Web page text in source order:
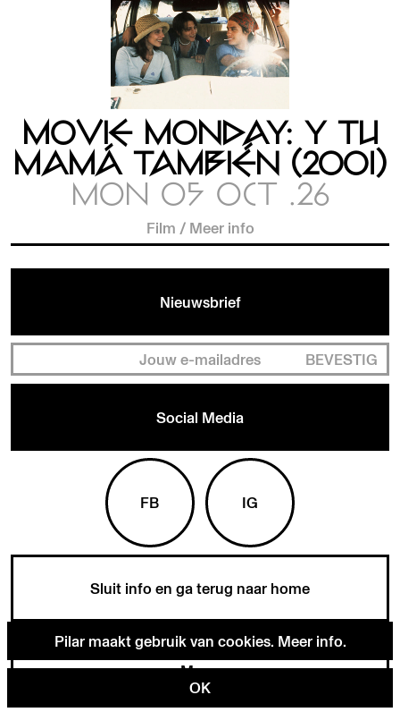
Menu
MOVIE MONDAY: Y TU
MAMÁ TAMBIÉN (2001)
MON 05 OCT .26
Film /Meer info
Nieuwsbrief
BEVESTIG
Social Media
FB IG
Sluit info en ga terug naar home
Pilar maakt gebruik van cookies. Meer info.
OK